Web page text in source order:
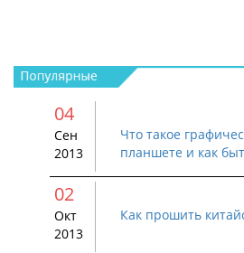
04
Сен
2013
Что такое
планшете и как
02
Окт
2013
Как прошить